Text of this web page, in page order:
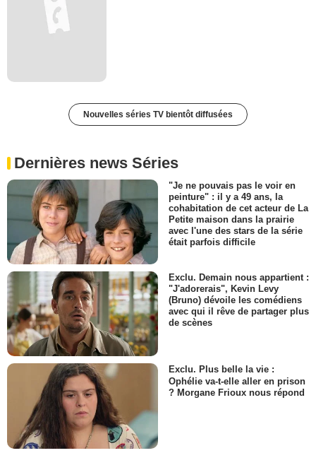
Nouvelles séries TV bientôt diffusées
Dernières news Séries
"Je ne pouvais pas le voir en
peinture" : il y a 49 ans, la
cohabitation de cet acteur de La
Petite maison dans la prairie
avec l'une des stars de la série
était parfois difficile
Exclu. Demain nous appartient :
"J'adorerais", Kevin Levy
(Bruno) dévoile les comédiens
avec qui il rêve de partager plus
de scènes
Exclu. Plus belle la vie :
Ophélie va-t-elle aller en prison
? Morgane Frioux nous répond